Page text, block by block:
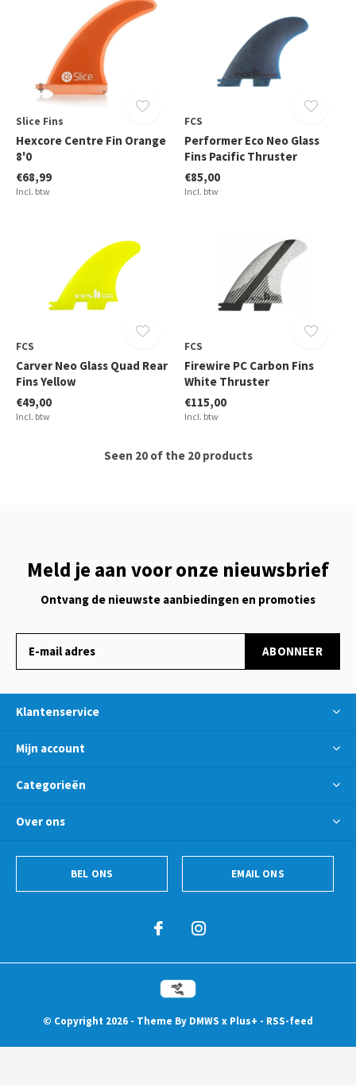
Slice Fins
Hexcore Centre Fin Orange
8'0
€68,99
Incl. btw
FCS
Performer Eco Neo Glass
Fins Pacific Thruster
€85,00
Incl. btw
FCS
Carver Neo Glass Quad Rear
Fins Yellow
€49,00
Incl. btw
FCS
Firewire PC Carbon Fins
White Thruster
€115,00
Incl. btw
Seen 20 of the 20 products
Meld je aan voor onze nieuwsbrief
Ontvang de nieuwste aanbiedingen en promoties
ABONNEER
Klantenservice
Mijn account
Categorieën
Over ons
BEL ONS EMAIL ONS
© Copyright 2026 - Theme By DMWS x Plus+ - RSS-feed